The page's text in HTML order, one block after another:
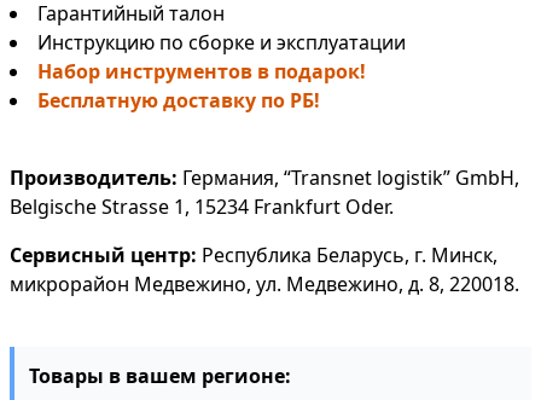
Гарантийный талон
Инструкцию по сборке и эксплуатации
Набор инструментов в подарок!
Бесплатную доставку по РБ!
Производитель: Германия, “Transnet logistik” GmbH,
Belgische Strasse 1, 15234 Frankfurt Oder.
Сервисный центр: Республика Беларусь, г. Минск,
микрорайон Медвежино, ул. Медвежино, д. 8, 220018.
Товары в вашем регионе: